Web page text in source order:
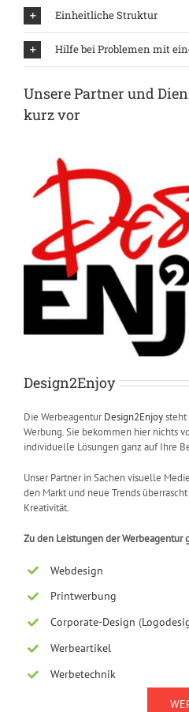
Einheitliche Struktur
Hilfe bei Problemen mit
Unsere Partner und
kurz vor
Design2Enjoy
Die WerbeagenturDesign2Enjoysteht
Werbung. Sie bekommen hier nichts
individuelle Lösungen ganz auf Ihre
Unser Partner in Sachen visuelle
den Markt und neue Trends
Kreativität.
Zu den Leistungen der Werbeagentur
Webdesign
Printwerbung
Corporate-Design (
Werbeartikel
Werbetechnik